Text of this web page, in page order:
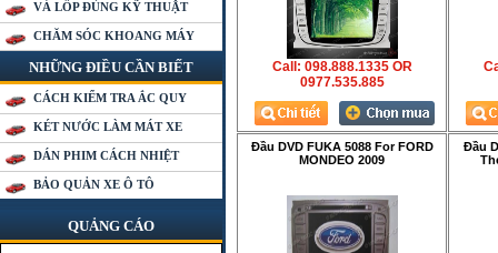
VÁ LỐP ĐÚNG KỸ THUẬT
CHĂM SÓC KHOANG MÁY
NHỮNG ĐIỀU CẦN BIẾT
CÁCH KIỂM TRA ẮC QUY
KÉT NƯỚC LÀM MÁT XE
DÁN PHIM CÁCH NHIỆT
BẢO QUẢN XE Ô TÔ
QUẢNG CÁO
Call: 098.888.1335 OR
0977.535.885
Đầu DVD FUKA 5088 For FORD
MONDEO 2009
Đầu